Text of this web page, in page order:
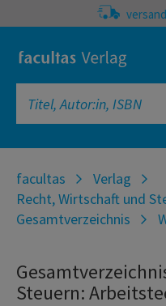
facultas
Verlag
Recht, Wirtschaft und
Gesamtverzeichnis
Steuern: